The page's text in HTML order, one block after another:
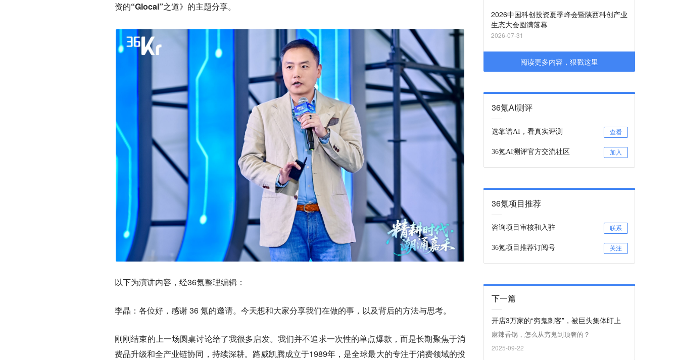
资的“Glocal”之道》的主题分享。
以下为演讲内容，经36氪整理编辑：
李晶： 各位好，感谢 36 氪的邀请。今天想和大家分享我们在做的事，以及背后的方法与思考。
刚刚结束的上一场圆桌讨论给了我很多启发。我们并不追求一次性的单点爆款，而是长期聚焦于消
费品升级和全产业链协同，持续深耕。路威凯腾成立于1989年，是全球最大的专注于消费领域的投
2026中国科创投资夏季峰会暨陕西科创产业
生态大会圆满落幕
2026-07-31
阅读更多内容，狠戳这里
36氪AI测评
选靠谱AI，看真实评测 查看
36氪AI测评官方交流社区 加入
36氪项目推荐
咨询项目审核和入驻 联系
36氪项目推荐订阅号 关注
下一篇
开店3万家的“穷鬼刺客”，被巨头集体盯上
麻辣香锅，怎么从穷鬼到顶奢的？
2025-09-22